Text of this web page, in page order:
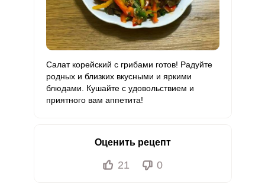
Салат корейский с грибами готов! Радуйте
родных и близких вкусными и яркими
блюдами. Кушайте с удовольствием и
приятного вам аппетита!
Оценить рецепт
21 0